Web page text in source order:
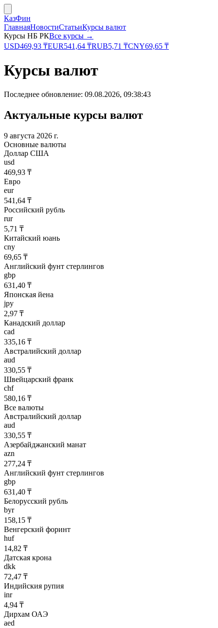
КазФин
ГлавнаяНовостиСтатьиКурсы валют
Курсы НБ РКВсе курсы →
USD469,93 ₸EUR541,64 ₸RUB5,71 ₸CNY69,65 ₸
Курсы валют
Последнее обновление: 09.08.2026, 09:38:43
Актуальные курсы валют
9 августа 2026 г.
Основные валюты
Доллар США
usd
469,93 ₸
Евро
eur
541,64 ₸
Российский рубль
rur
5,71 ₸
Китайский юань
cny
69,65 ₸
Английский фунт стерлингов
gbp
631,40 ₸
Японская йена
jpy
2,97 ₸
Канадский доллар
cad
335,16 ₸
Австралийский доллар
aud
330,55 ₸
Швейцарский франк
chf
580,16 ₸
Все валюты
Австралийский доллар
aud
330,55 ₸
Азербайджанский манат
azn
277,24 ₸
Английский фунт стерлингов
gbp
631,40 ₸
Белорусский рубль
byr
158,15 ₸
Венгерский форинт
huf
14,82 ₸
Датская крона
dkk
72,47 ₸
Индийския рупия
inr
4,94 ₸
Дирхам ОАЭ
aed